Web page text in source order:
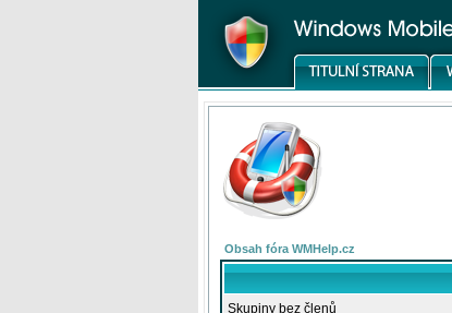
Obsah fóra WMHelp.cz
Skupiny bez členů